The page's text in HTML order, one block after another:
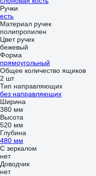
Ручки
есть
Материал ручек
полипропилен
Цвет ручек
бежевый
Форма
прямоугольный
Общее количество ящиков
2 шт
Тип направляющих
без направляющих
Ширина
380 мм
Высота
520 мм
Глубина
480 мм
С зеркалом
нет
Доводчик
нет